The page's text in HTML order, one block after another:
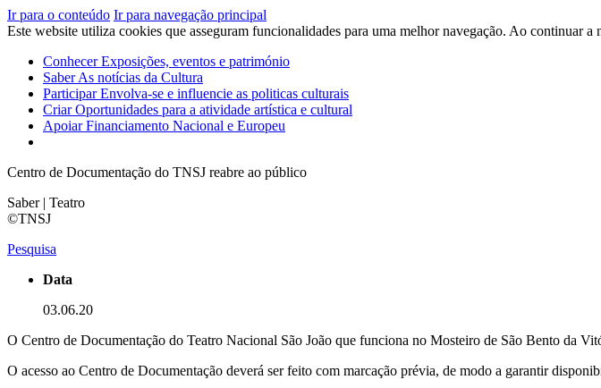
Ir para o conteúdo Ir para navegação principal
Este website utiliza cookies que asseguram funcionalidades para uma melhor navegação. Ao continuar a
ConhecerExposições, eventos e património
SaberAs notícias da Cultura
ParticiparEnvolva-se e influencie as politicas culturais
CriarOportunidades para a atividade artística e cultural
ApoiarFinanciamento Nacional e Europeu
Centro de Documentação do TNSJ reabre ao público
Saber | Teatro
©TNSJ
Pesquisa
Data
03.06.20
O Centro de Documentação do Teatro Nacional São João que funciona no Mosteiro de São Bento da
O acesso ao Centro de Documentação deverá ser feito com marcação prévia, de modo a garantir